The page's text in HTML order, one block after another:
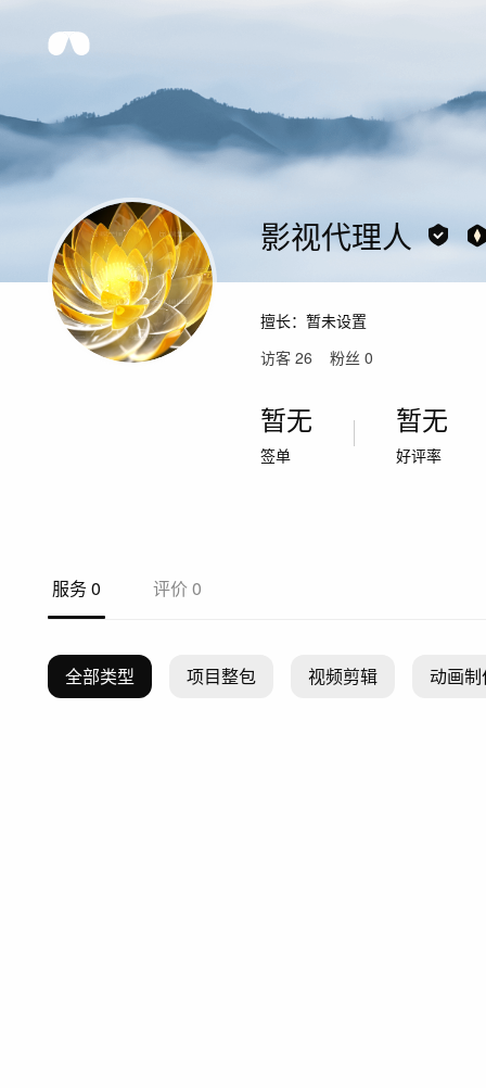
影视代理人
擅长： 暂未设置
访客 26 粉丝 0
暂无
签单
暂无
好评率
服务0 评价 0
全部类型 项目整包 视频剪辑 动画制